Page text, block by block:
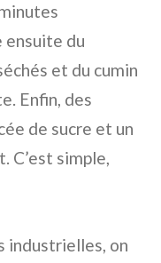
ensuite du
et du cumin
Enfin, des
de sucre et un
C’est simple,
industrielles, on